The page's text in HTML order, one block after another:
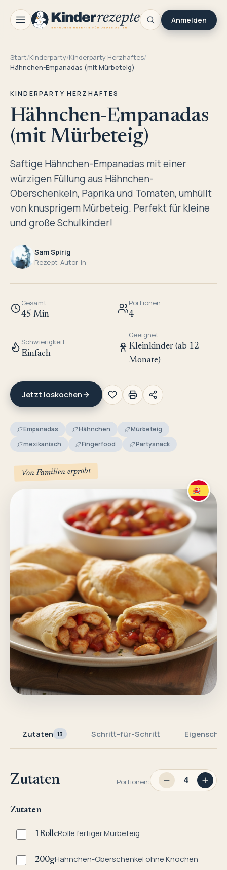
Anmelden
Start/Kinderparty/Kinderparty Herzhaftes/
Hähnchen-Empanadas (mit Mürbeteig)
KINDERPARTY HERZHAFTES
Hähnchen-Empanadas
(mit Mürbeteig)
Saftige Hähnchen-Empanadas mit einer
würzigen Füllung aus Hähnchen-
Oberschenkeln, Paprika und Tomaten, umhüllt
von knusprigem Mürbeteig. Perfekt für kleine
und große Schulkinder!
Sam Spirig
Rezept-Autor:in
Gesamt
45 Min
Portionen
4
Schwierigkeit
Einfach
Geeignet
Kleinkinder (ab 12
Monate)
Jetzt loskochen
Empanadas Hähnchen
Mürbeteig
mexikanisch
Fingerfood Partysnack
Von Familien erprobt
Zutaten 13 Schritt-für-Schritt
Zutaten Portionen:
Zutaten
1RolleRolle fertiger Mürbeteig
200gHähnchen-Oberschenkel ohne Knochen